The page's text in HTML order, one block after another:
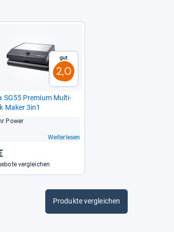
Gut
2,0
SG55 Pre­mium Multi-​
Maker 3in1
Power
Weiterlesen
vergleichen
Produkte vergleichen